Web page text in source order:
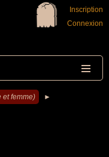
Inscription
Connexion
et femme) ►